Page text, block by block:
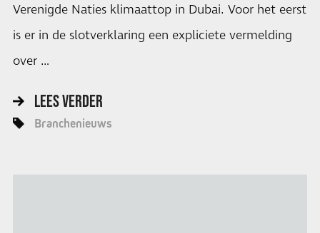
Verenigde Naties klimaattop in Dubai. Voor het eerst
is er in de slotverklaring een expliciete vermelding
over …
LEES VERDER
Branchenieuws